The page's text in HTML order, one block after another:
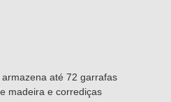
até 72 garrafas
madeira e corrediças